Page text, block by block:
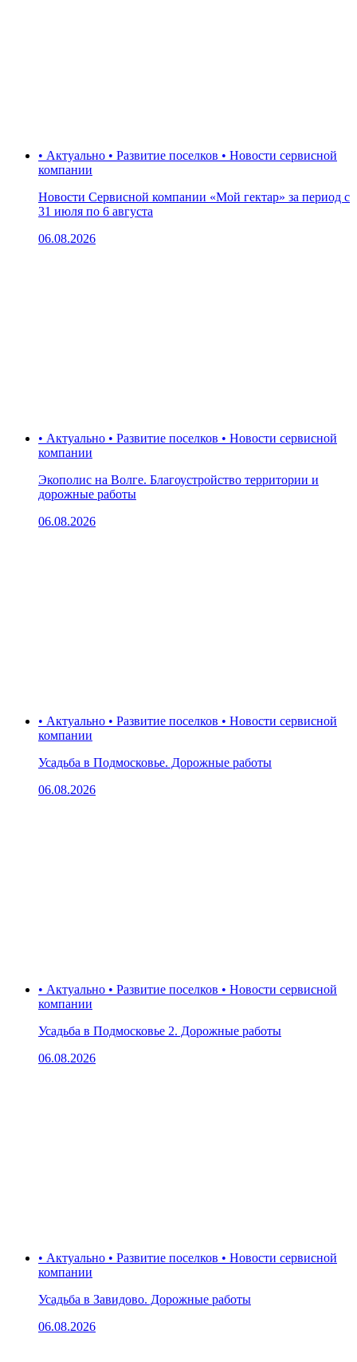
• Актуально • Развитие поселков • Новости сервисной
компании
Новости Сервисной компании «Мой гектар» за период с
31 июля по 6 августа
06.08.2026
• Актуально • Развитие поселков • Новости сервисной
компании
Экополис на Волге. Благоустройство территории и
дорожные работы
06.08.2026
• Актуально • Развитие поселков • Новости сервисной
компании
Усадьба в Подмосковье. Дорожные работы
06.08.2026
• Актуально • Развитие поселков • Новости сервисной
компании
Усадьба в Подмосковье 2. Дорожные работы
06.08.2026
• Актуально • Развитие поселков • Новости сервисной
компании
Усадьба в Завидово. Дорожные работы
06.08.2026